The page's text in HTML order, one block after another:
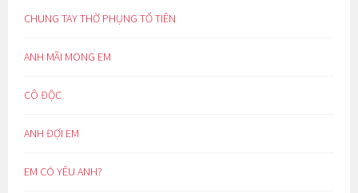
CHUNG TAY THỜ PHỤNG TỔ TIÊN
ANH MÃI MONG EM
CÔ ĐỘC
ANH ĐỢI EM
EM CÓ YÊU ANH?